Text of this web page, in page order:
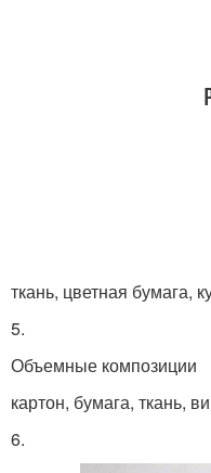
ткань, цветная бумага,
5.
Объемные композиции
картон, бумага, ткань,
6.